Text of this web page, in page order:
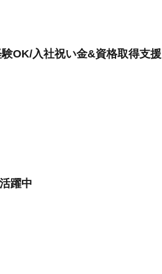
OK/入社祝い金&資格取得支援
躍中